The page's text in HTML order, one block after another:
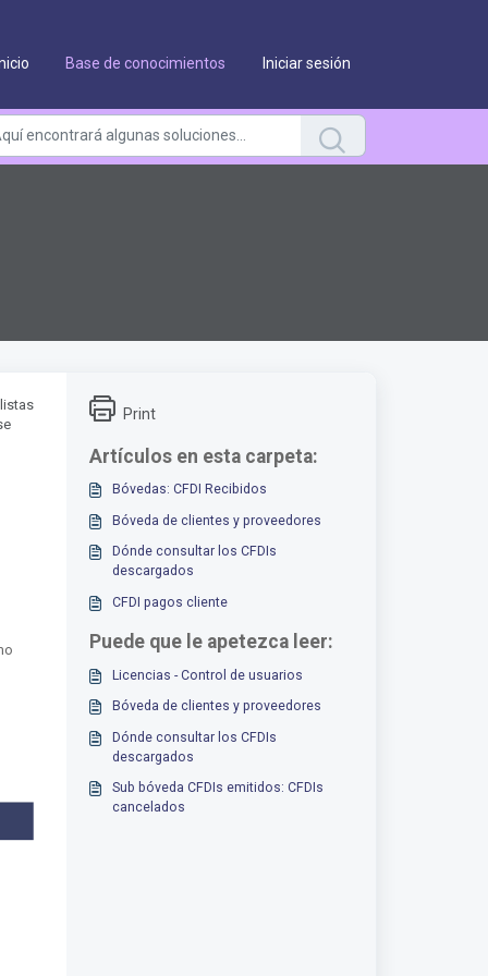
Base de conocimientos Iniciar sesión
Print
Artículos en esta carpeta:
Bóvedas: CFDI Recibidos
Bóveda de clientes y proveedores
Dónde consultar los CFDIs
descargados
CFDI pagos cliente
Puede que le apetezca leer:
Licencias - Control de usuarios
Bóveda de clientes y proveedores
Dónde consultar los CFDIs
descargados
Sub bóveda CFDIs emitidos: CFDIs
cancelados